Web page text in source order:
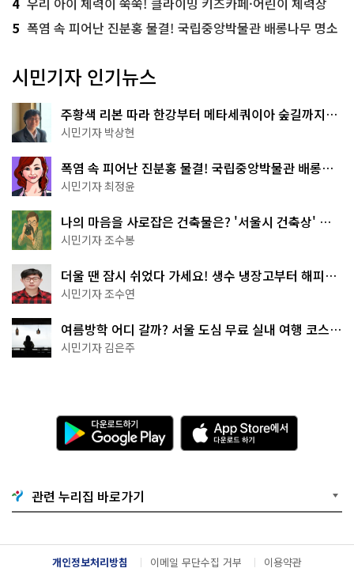
5 폭염 속 피어난 진분홍 물결! 국립중앙박물관 배롱나무 명소
시민기자 인기뉴스
주황색 리본 따라 한강부터 메타세쿼이아 숲길까지…
서울둘레길 15코스
시민기자 박상현
폭염 속 피어난 진분홍 물결! 국립중앙박물관 배롱나
무 명소
시민기자 최정윤
나의 마음을 사로잡은 건축물은? '서울시 건축상' 수
상작 공개!
시민기자 조수봉
더울 땐 잠시 쉬었다 가세요! 생수 냉장고부터 해피소
·무더위쉼터까지
시민기자 조수연
여름방학 어디 갈까? 서울 도심 무료 실내 여행 코스
추천
시민기자 김은주
다
운
로
기
G
o
g
l
A
p
p
e
서
다
관련 누리집 바로가기
개인정보처리방침 이메일 무단수집 거부 이용약관